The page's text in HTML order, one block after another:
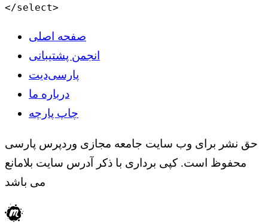
</select>
صفحه اصلی
انجمن پشتیبانی
پارسی‌دیت
درباره ما
چاپ پارچه
حق نشر برای وب سایت جامعه مجازی وردپرس پارسی
محفوظ است. کپی برداری با ذکر آدرس سایت بلامانع
می باشد